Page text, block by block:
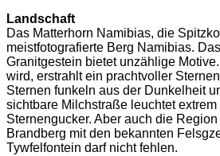
Landschaft
Das Matterhorn Namibias, die
meistfotografierte Berg Namibias.
Granitgestein bietet unzählige
wird, erstrahlt ein prachtvoller
Sternen funkeln aus der Dunkelheit
sichtbare Milchstraße leuchtet
Sternengucker. Aber auch die
Brandberg mit den bekannten
Tywfelfontein darf nicht fehlen.